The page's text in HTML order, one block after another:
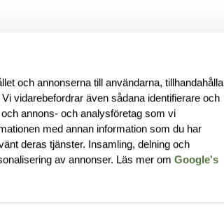
och annonserna till användarna, tillhandahålla
vidarebefordrar även sådana identifierare och
annons- och analysföretag som vi
med annan information som du har
deras tjänster. Insamling, delning och
av annonser. Läs mer omGoogle's